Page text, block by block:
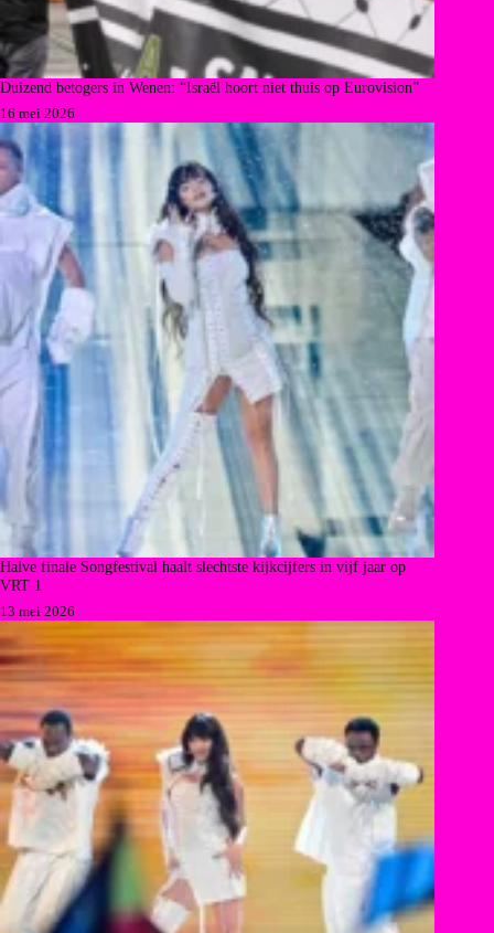
Duizend betogers in Wenen: “Israël hoort niet thuis op Eurovision”
16 mei 2026
Halve finale Songfestival haalt slechtste kijkcijfers in vijf jaar op
VRT 1
13 mei 2026